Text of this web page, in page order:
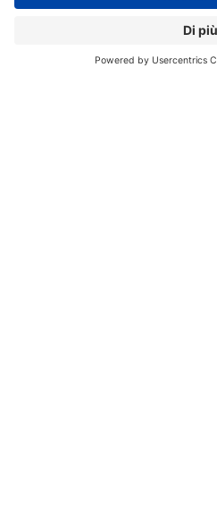
allo strumento per lo
permette ai dipendenti di
manuali e ripetitive grazie a